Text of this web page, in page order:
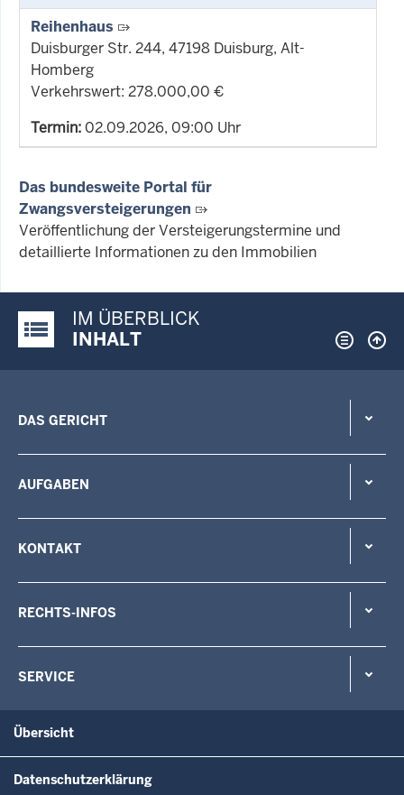
Reihenhaus
Duisburger Str. 244, 47198 Duisburg, Alt-
Homberg
Verkehrswert: 278.000,00 €
Termin:02.09.2026, 09:00 Uhr
Das bundesweite Portal für
Zwangsversteigerungen
Veröffentlichung der Versteigerungstermine und
detaillierte Informationen zu den Immobilien
Justiz-Portal im Überblick:
IM ÜBERBLICK
INHALT
DAS GERICHT
AUFGABEN
KONTAKT
RECHTS-INFOS
SERVICE
Übersicht
Datenschutzerklärung